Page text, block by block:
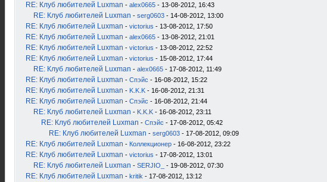
RE: Клуб любителей Luxman - alex0665 - 13-08-2012, 16:43
RE: Клуб любителей Luxman - serg0603 - 14-08-2012, 13:00
RE: Клуб любителей Luxman - victorius - 13-08-2012, 17:50
RE: Клуб любителей Luxman - alex0665 - 13-08-2012, 21:01
RE: Клуб любителей Luxman - victorius - 13-08-2012, 22:52
RE: Клуб любителей Luxman - victorius - 15-08-2012, 17:44
RE: Клуб любителей Luxman - alex0665 - 17-08-2012, 11:49
RE: Клуб любителей Luxman - Спэйс - 16-08-2012, 15:22
RE: Клуб любителей Luxman - K.K.K - 16-08-2012, 21:31
RE: Клуб любителей Luxman - Спэйс - 16-08-2012, 21:44
RE: Клуб любителей Luxman - K.K.K - 16-08-2012, 23:11
RE: Клуб любителей Luxman - Спэйс - 17-08-2012, 05:42
RE: Клуб любителей Luxman - serg0603 - 17-08-2012, 09:09
RE: Клуб любителей Luxman - Коллекционер - 16-08-2012, 23:22
RE: Клуб любителей Luxman - victorius - 17-08-2012, 13:01
RE: Клуб любителей Luxman - SERJIO_ - 19-08-2012, 07:30
RE: Клуб любителей Luxman - kritik - 17-08-2012, 13:12